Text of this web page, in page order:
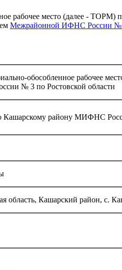
рабочее место (далее - ТОРМ)
Межрайонной ИФНС России № 3
обособленное рабочее
№ 3 по Ростовской области
району МИФНС
область, Кашарский район, с.